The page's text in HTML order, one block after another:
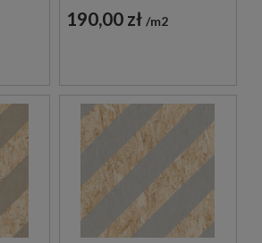
GRESOWE
190,00 zł m2